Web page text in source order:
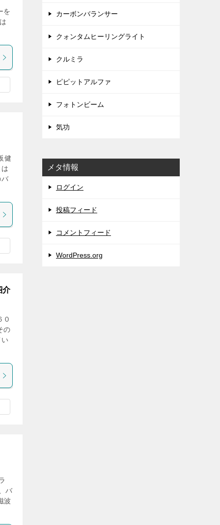
を
健
バ
介
０
の
バ
波
カーボンバランサー
クォンタムヒーリングライト
クルミラ
ピピットアルファ
フォトンビーム
気功
メタ情報
ログイン
投稿フィード
コメントフィード
WordPress.org